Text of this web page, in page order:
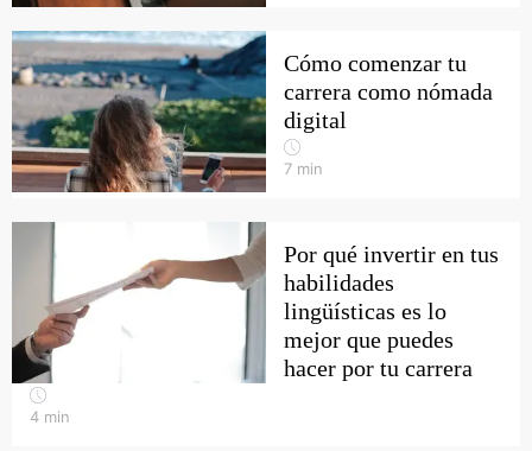
Cómo comenzar tu
carrera como nómada
digital
7 min
Por qué invertir en tus
habilidades
lingüísticas es lo
mejor que puedes
hacer por tu carrera
4 min